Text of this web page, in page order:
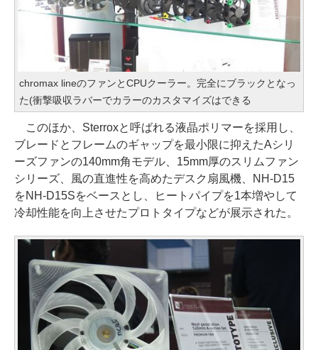
chromax lineのファンとCPUクーラー。完全にブラックとなっ
た(衝撃吸収ラバーでカラーのカスタマイズはできる
このほか、Sterroxと呼ばれる液晶ポリマーを採用し、
ブレードとフレームのギャップを最小限に抑えたAシリ
ーズファンの140mm角モデル、15mm厚のスリムファン
シリーズ、風の直進性を高めたデスク扇風機、NH-D15
をNH-D15Sをベースとし、ヒートパイプを1本増やして
冷却性能を向上させたプロトタイプなどが展示された。